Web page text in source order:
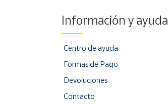
Información y ayuda
Centro de ayuda
Formas de Pago
Devoluciones
Contacto